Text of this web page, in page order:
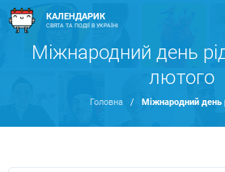
КАЛЕНДАРИК
СВЯТА ТА ПОДІЇ В УКРАЇНІ
Міжнародний день
лютого
Головна / Міжнародний день